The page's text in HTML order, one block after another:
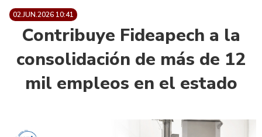
02.JUN.2026 10:41
Contribuye Fideapech a la
consolidación de más de 12
mil empleos en el estado